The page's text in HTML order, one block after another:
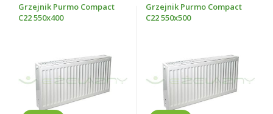
Grzejnik Purmo Compact
C22 550x400
Grzejnik Purmo Compact
C22 550x500